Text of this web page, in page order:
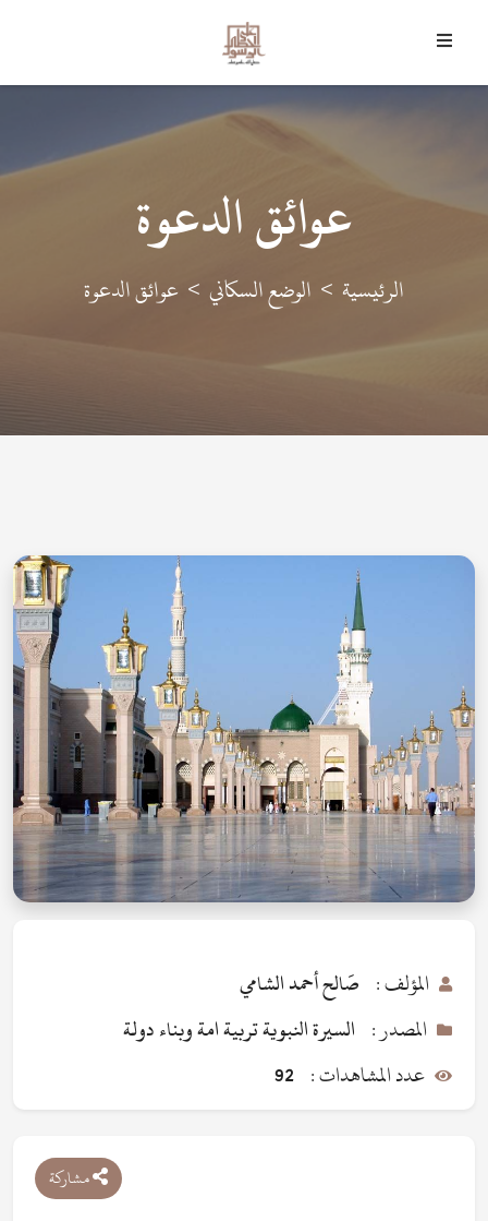
وَمَا أَرْسَلْنَاكَ إِلا رَحْمَةً لِلْعَالَمِينَ
عوائق الدعوة
الرئيسية الوضع السكاني عوائق الدعوة
المؤلف : صَالح أحمد الشامي
المصدر : السيرة النبوية تربية امة وبناء دولة
عدد المشاهدات : 92
مشاركة